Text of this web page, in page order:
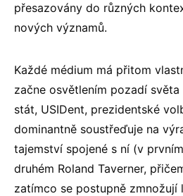
přesazovány do různých
nových významů.
Každé médium má přitom
začne osvětlením pozadí
stát, USIDent, prezidentské
dominantně soustřeďuje na
tajemství spojené s ní (v
druhém Roland Taverner,
zatímco se postupně zmnožují